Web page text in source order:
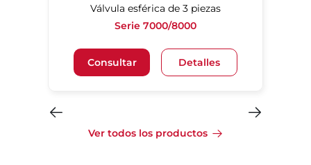
Válvula esférica de 3 piezas
Serie 7000/8000
Consultar Detalles
Ver todos los productos